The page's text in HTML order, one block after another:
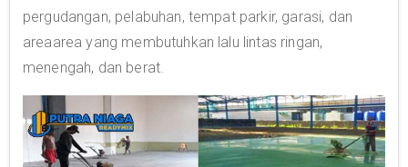
pergudangan, pelabuhan, tempat parkir, garasi, dan
areaarea yang membutuhkan lalu lintas ringan,
menengah, dan berat.